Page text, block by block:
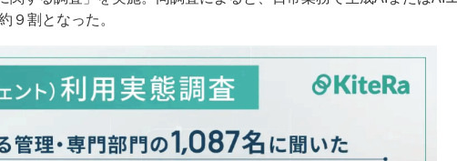
鑑
リシー お問い合わせ
９割となった。